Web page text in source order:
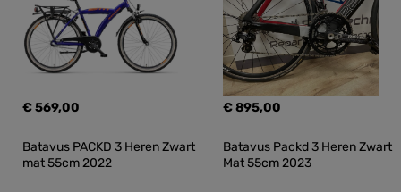
€ 569,00 € 895,00
Batavus PACKD 3 Heren Zwart
mat 55cm 2022
Batavus Packd 3 Heren Zwart
Mat 55cm 2023